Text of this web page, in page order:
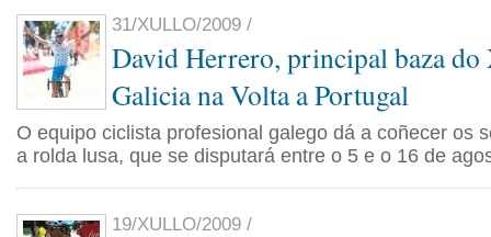
31/XULLO/2009 /
David Herrero, principal baza do
Galicia na Volta a Portugal
O equipo ciclista profesional galego dá a coñecer os
a rolda lusa, que se disputará entre o 5 e o 16 de
19/XULLO/2009 /